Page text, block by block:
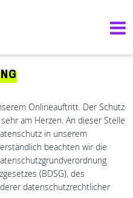
Onlineauftritt. Der Schutz
am Herzen. An dieser Stelle
in unserem
beachten wir die
(BDSG), des
datenschutzrechtlicher